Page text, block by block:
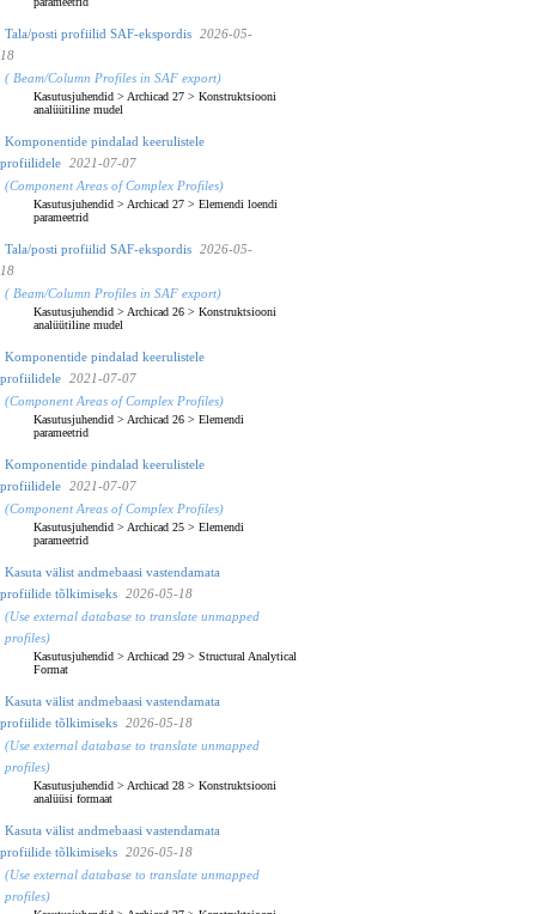
Tala/posti profiilid SAF-ekspordis
2026-05-
18
( Beam/Column Profiles in SAF export)
Kasutusjuhendid > Archicad 27 > Konstruktsiooni
analüütiline mudel
Komponentide pindalad keerulistele
profiilidele
2021-07-07
(Component Areas of Complex Profiles)
Kasutusjuhendid > Archicad 27 > Elemendi loendi
parameetrid
Tala/posti profiilid SAF-ekspordis
2026-05-
18
( Beam/Column Profiles in SAF export)
Kasutusjuhendid > Archicad 26 > Konstruktsiooni
analüütiline mudel
Komponentide pindalad keerulistele
profiilidele
2021-07-07
(Component Areas of Complex Profiles)
Kasutusjuhendid > Archicad 26 > Elemendi
parameetrid
Komponentide pindalad keerulistele
profiilidele
2021-07-07
(Component Areas of Complex Profiles)
Kasutusjuhendid > Archicad 25 > Elemendi
parameetrid
Kasuta välist andmebaasi vastendamata
profiilide tõlkimiseks
2026-05-18
(Use external database to translate unmapped
profiles)
Kasutusjuhendid > Archicad 29 > Structural Analytical
Format
Kasuta välist andmebaasi vastendamata
profiilide tõlkimiseks
2026-05-18
(Use external database to translate unmapped
profiles)
Kasutusjuhendid > Archicad 28 > Konstruktsiooni
analüüsi formaat
Kasuta välist andmebaasi vastendamata
profiilide tõlkimiseks
2026-05-18
(Use external database to translate unmapped
profiles)